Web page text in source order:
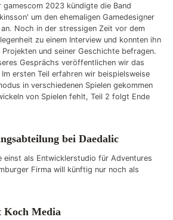
gamescom 2023 kündigte die Band
um den ehemaligen Gamedesigner
an. Noch in der stressigen Zeit vor dem
zu einem Interview und konnten ihn
und seiner Geschichte befragen.
Gesprächs veröffentlichen wir das
ersten Teil erfahren wir beispielsweise
in verschiedenen Spielen gekommen
von Spielen fehlt, Teil 2 folgt Ende
bei Daedalic
einst als Entwicklerstudio für Adventures
Firma will künftig nur noch als
Media